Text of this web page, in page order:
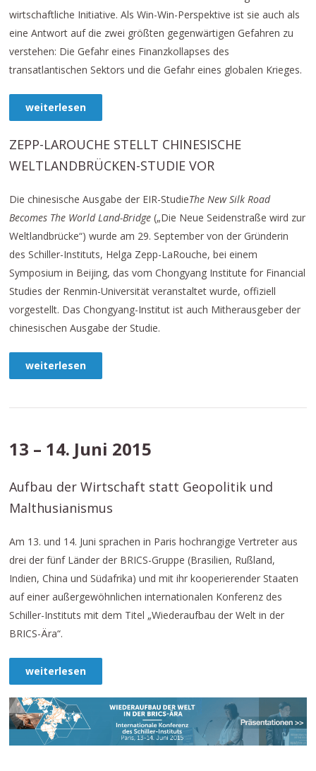
wirtschaftliche Initiative. Als Win-Win-Perspektive ist sie auch als
eine Antwort auf die zwei größten gegenwärtigen Gefahren zu
verstehen: Die Gefahr eines Finanzkollapses des
transatlantischen Sektors und die Gefahr eines globalen Krieges.
weiterlesen
ZEPP-LAROUCHE STELLT CHINESISCHE
WELTLANDBRÜCKEN-STUDIE VOR
Die chinesische Ausgabe der EIR-StudieThe New Silk Road
Becomes The World Land-Bridge („Die Neue Seidenstraße wird zur
Weltlandbrücke“) wurde am 29. September von der Gründerin
des Schiller-Instituts, Helga Zepp-LaRouche, bei einem
Symposium in Beijing, das vom Chongyang Institute for Financial
Studies der Renmin-Universität veranstaltet wurde, offiziell
vorgestellt. Das Chongyang-Institut ist auch Mitherausgeber der
chinesischen Ausgabe der Studie.
weiterlesen
13 – 14. Juni 2015
Aufbau der Wirtschaft statt Geopolitik und
Malthusianismus
Am 13. und 14. Juni sprachen in Paris hochrangige Vertreter aus
drei der fünf Länder der BRICS-Gruppe (Brasilien, Rußland,
Indien, China und Südafrika) und mit ihr kooperierender Staaten
auf einer außergewöhnlichen internationalen Konferenz des
Schiller-Instituts mit dem Titel „Wiederaufbau der Welt in der
BRICS-Ära“.
weiterlesen